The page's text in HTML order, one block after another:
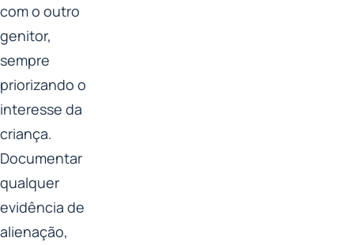
com o outro
genitor,
sempre
priorizando o
interesse da
criança.
Documentar
qualquer
evidência de
alienação,